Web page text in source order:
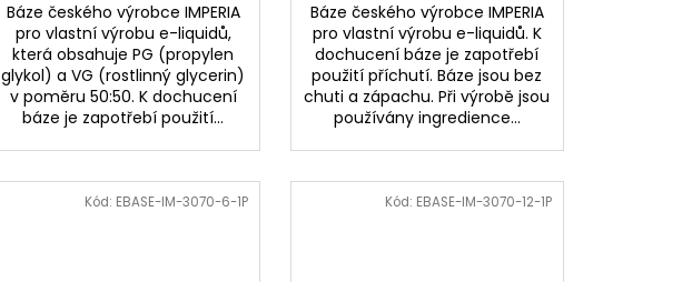
Báze českého výrobce IMPERIA
pro vlastní výrobu e-liquidů,
která obsahuje PG (propylen
glykol) a VG (rostlinný glycerin)
v poměru 50:50. K dochucení
báze je zapotřebí použití...
Báze českého výrobce IMPERIA
pro vlastní výrobu e-liquidů. K
dochucení báze je zapotřebí
použití příchutí. Báze jsou bez
chuti a zápachu. Při výrobě jsou
používány ingredience...
Kód: EBASE-IM-3070-6-1P Kód: EBASE-IM-3070-12-1P